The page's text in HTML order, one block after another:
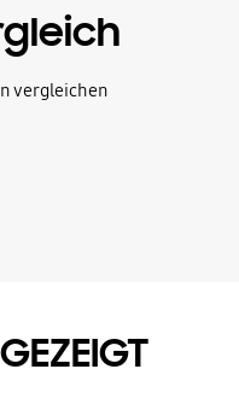
vergleichen